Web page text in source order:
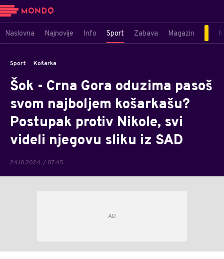
Naslovna Najnovije Info Sport Zabava Magazin
Sport Košarka
Šok - Crna Gora oduzima pasoš
svom najboljem košarkašu?
Postupak protiv Nikole, svi
videli njegovu sliku iz SAD
24.10.2024. / 07:45